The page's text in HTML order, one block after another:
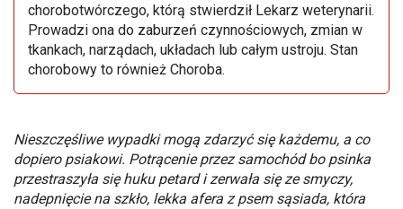
chorobotwórczego, którą stwierdził Lekarz weterynarii.
Prowadzi ona do zaburzeń czynnościowych, zmian w
tkankach, narządach, układach lub całym ustroju. Stan
chorobowy to również Choroba.
Nieszczęśliwe wypadki mogą zdarzyć się każdemu, a co
dopiero psiakowi. Potrącenie przez samochód bo psinka
przestraszyła się huku petard i zerwała się ze smyczy,
nadepnięcie na szkło, lekka afera z psem sąsiada, która